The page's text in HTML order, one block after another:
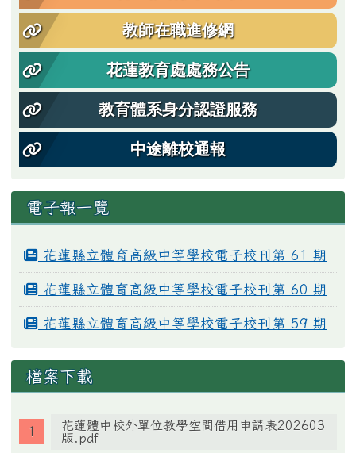
教師在職進修網
花蓮教育處處務公告
教育體系身分認證服務
中途離校通報
電子報一覽
花蓮縣立體育高級中等學校電子校刊第 61 期
花蓮縣立體育高級中等學校電子校刊第 60 期
花蓮縣立體育高級中等學校電子校刊第 59 期
檔案下載
花蓮體中校外單位教學空間借用申請表202603
版.pdf